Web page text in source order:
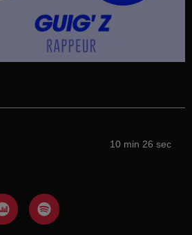
10 min 26 sec